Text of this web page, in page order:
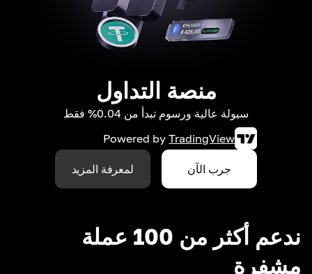
منصة التداول
سيولة عالية ورسوم تبدأ من 0.04% فقط
Powered by TradingView
جرب الآن لمعرفة المزيد
ندعم أكثر من 100 عملة
مشفرة